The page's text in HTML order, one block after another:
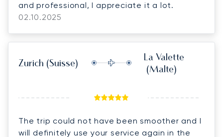
and professional, I appreciate it a lot.
02.10.2025
Zurich (Suisse)
La Valette
(Malte)
The trip could not have been smoother and I
will definitely use your service again in the